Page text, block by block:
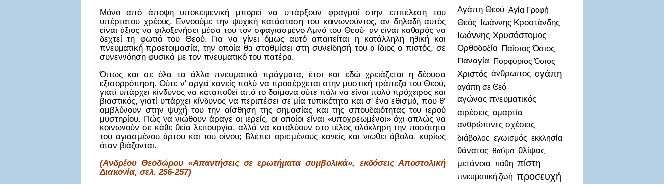
Μόνο από άποψη υποκειμενική μπορεί να υπάρξουν φραγμοί στην επιτέλεση του
υπέρτατου χρέους. Εννοούμε την ψυχική κατάσταση του κοινωνούντος, αν δηλαδή αυτός
είναι άξιος να φιλοξενήσει μέσα του τον σφαγιασμένο Αμνό του Θεού· αν είναι καθαρός να
δεχτεί τη φωτιά του Θεού. Για να γίνει όμως αυτό απαιτείται η κατάλληλη ηθική και
πνευματική προετοιμασία, την οποία θα σταθμίσει στη συνείδησή του ο ίδιος ο πιστός, σε
συνεννόηση φυσικά με τον πνευματικό του πατέρα.
Όπως και σε όλα τα άλλα πνευματικά πράγματα, έτσι και εδώ χρειάζεται η δέουσα
εξισορρόπηση. Ούτε ν' αργεί κανείς πολύ να προσέρχεται στην μυστική τράπεζα του Θεού,
γιατί υπάρχει κίνδυνος να καταποθεί από το δαίμονα ούτε πάλι να είναι πολύ πρόχειρος και
βιαστικός, γιατί υπάρχει κίνδυνος να περιπέσει σε μία τυπικότητα και σ' ένα εθισμό, που θ’
αμβλύνουν στην ψυχή του την αίσθηση της σημασίας και της σπουδαιότητας του ιερού
μυστηρίου. Πώς να νιώθουν άραγε οι ιερείς, οι οποίοι είναι «υποχρεωμένοι» όχι απλώς να
κοινωνούν σε κάθε θεία λειτουργία, αλλά να καταλύουν στο τέλος ολόκληρη την ποσότητα
του αγιασμένου άρτου και του οίνου; Βλέπει ορισμένους κανείς και νιώθει άβολα, κυρίως
όταν βιάζονται.
(Ανδρέου Θεοδώρου «Απαντήσεις σε ερωτήματα συμβολικά», εκδόσεις Αποστολική
Διακονία, σελ. 256-257)
Αγάπη Θεού Αγία Γραφή
Θεός Ιωάννης Κροστάνδης
Ιωάννης Χρυσόστομος
Ορθοδοξία Παΐσιος Όσιος
Παναγία Πορφύριος Όσιος
Χριστός άνθρωπος αγάπη
αγάπη σε Θεό
αγώνας πνευματικός
αιρέσεις αμαρτία
ανθρώπινες σχέσεις
διάβολος εγωισμός εκκλησία
θάνατος θαύμα θλίψεις
μετάνοια πάθη πίστη
πνευματική ζωή προσευχή